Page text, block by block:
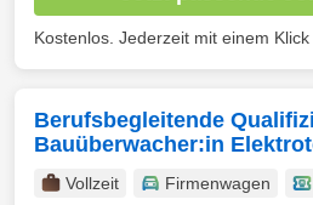
Kostenlos. Jederzeit mit einem Klick
Berufsbegleitende
Bauüberwacher:in
Vollzeit Firmenwagen